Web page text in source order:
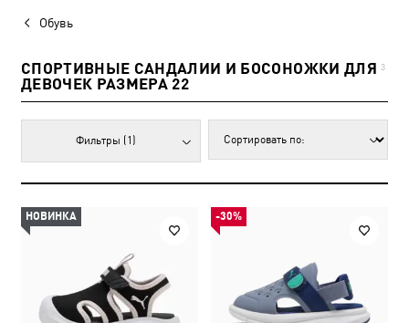
Обувь
СПОРТИВНЫЕ САНДАЛИИ И БОСОНОЖКИ ДЛЯ
ДЕВОЧЕК РАЗМЕРА 22
3
Фильтры (1)
НОВИНКА -30%